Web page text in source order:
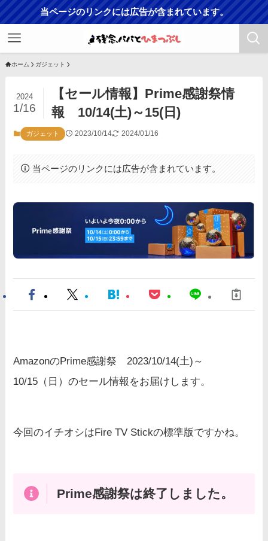
当ページのリンクには広告が含まれています。
ホーム ガジェット
【セール情報】Prime感謝祭情
報 10/14(土)～15(日)
2024
1/16
ガジェット 2023/10/14 2024/01/16
当ページのリンクには広告が含まれています。
AmazonのPrime感謝祭 2023/10/14(土)～
10/15（日）のセール情報をお届けします。
今回のイチオシはFire TV Stickの標準版ですかね。
Prime感謝祭は終了しました。